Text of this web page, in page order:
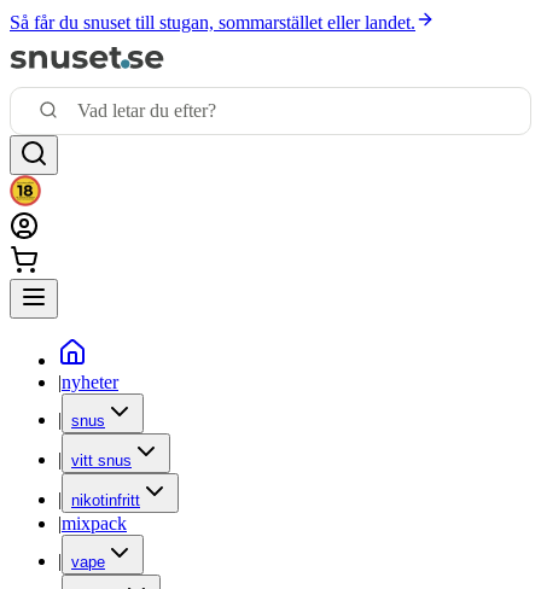
Så får du snuset till stugan, sommarstället eller landet.
|nyheter
| snus
| vitt snus
| nikotinfritt
|mixpack
| vape